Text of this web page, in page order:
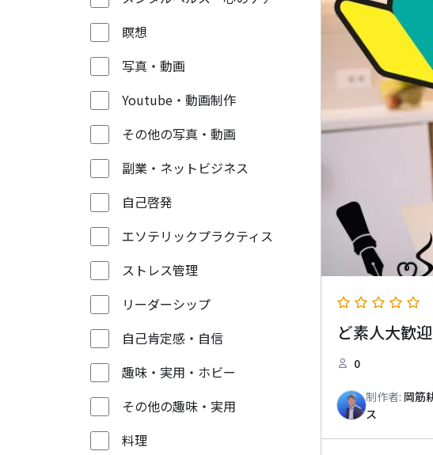
瞑想
写真・動画
Youtube・動画制作
その他の写真・動画
副業・ネットビジネス
自己啓発
エソテリックプラクティス
ストレス管理
リーダーシップ
自己肯定感・自信
趣味・実用・ホビー
その他の趣味・実用
料理
ど素人大歓
0
制作者: 岡筋
ス